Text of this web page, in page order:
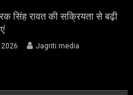
सिंह रावत की सक्रियता से बढ़ी
Jagriti media